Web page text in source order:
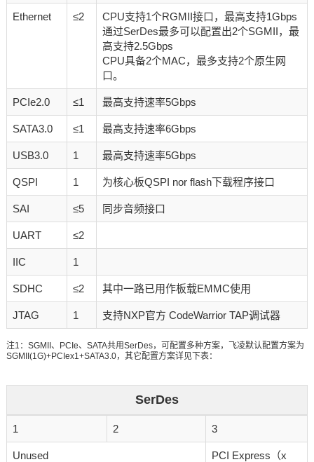
Ethernet ≤2
CPU支持1个RGMII接口，最高支持1Gbps
通过SerDes最多可以配置出2个SGMII，最
高支持2.5Gbps
CPU具备2个MAC，最多支持2个原生网
口。
PCIe2.0 ≤1 最高支持速率5Gbps
SATA3.0 ≤1 最高支持速率6Gbps
USB3.0 1 最高支持速率5Gbps
QSPI 1 为核心板QSPI nor flash下载程序接口
SAI ≤5 同步音频接口
UART ≤2
IIC 1
SDHC ≤2 其中一路已用作板载EMMC使用
JTAG 1 支持NXP官方 CodeWarrior TAP调试器
注1：SGMII、PCIe、SATA共用SerDes，可配置多种方案，飞凌默认配置方案为
SGMII(1G)+PCIex1+SATA3.0，其它配置方案详见下表：
SerDes
1 2 3
Unused PCI Express（x